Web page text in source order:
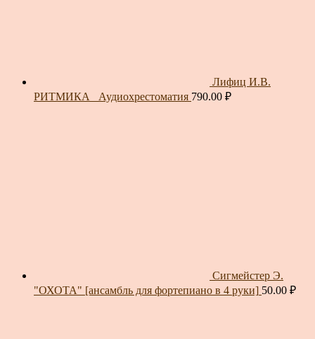
Лифиц И.В.
РИТМИКА_ Аудиохрестоматия 790.00 ₽
Сигмейстер Э.
"ОХОТА" [ансамбль для фортепиано в 4 руки] 50.00 ₽